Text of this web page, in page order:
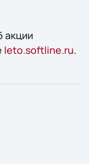
акции
leto.softline.ru.